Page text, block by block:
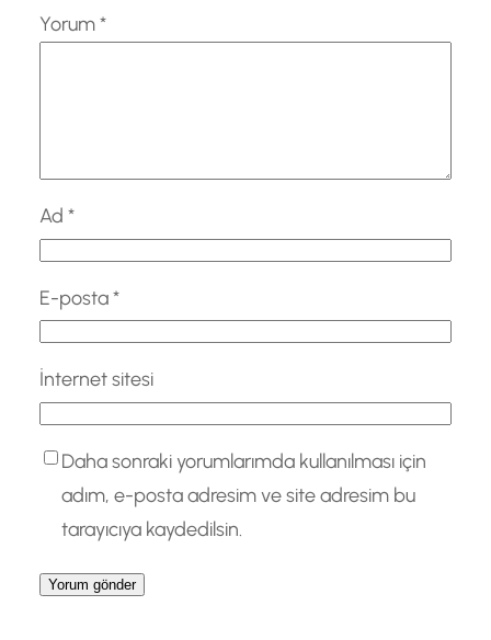
Yorum*
Ad *
E-posta*
İnternet sitesi
Daha sonraki yorumlarımda kullanılması için
adım, e-posta adresim ve site adresim bu
tarayıcıya kaydedilsin.